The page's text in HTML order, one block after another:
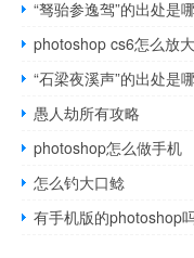
“驽骀参逸驾”的出处是
photoshop cs6怎么放大
“石梁夜溪声”的出处是
愚人劫所有攻略
photoshop怎么做手机
怎么钓大口鲶
有手机版的photoshop